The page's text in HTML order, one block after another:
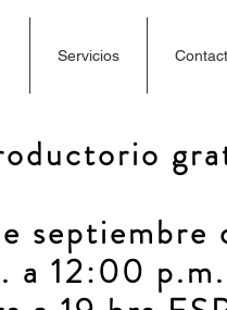
Servicios
septiembre
a 12:00 p.m